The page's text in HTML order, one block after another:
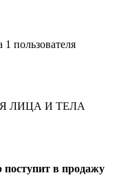
1 пользователя
ЛИЦА И ТЕЛА
поступит в продажу